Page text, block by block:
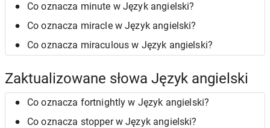
Co oznacza minute w Język angielski?
Co oznacza miracle w Język angielski?
Co oznacza miraculous w Język angielski?
Zaktualizowane słowa Język angielski
Co oznacza fortnightly w Język angielski?
Co oznacza stopper w Język angielski?